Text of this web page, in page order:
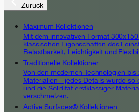
Zurück
Maximum Kollektionen
Mit dem innovativen Format
klassischen Eigenschaften des
Belastbarkeit, Leichtigkeit und
Traditionelle Kollektionen
Von den modernen Technologien bis
Materialien – jedes Details wurde so
und die Solidität erstklassiger
verschmelzen.
Active Surfaces® Kollektionen